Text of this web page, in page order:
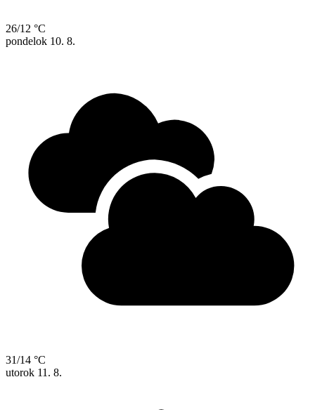
26/12 °C
pondelok 10. 8.
31/14 °C
utorok 11. 8.